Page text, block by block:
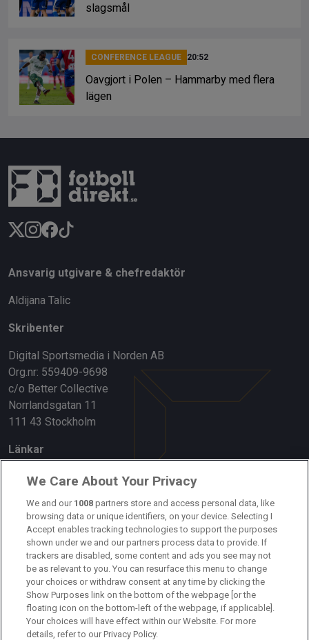
slagsmål
CONFERENCE LEAGUE 20:52
Oavgjort i Polen – Hammarby med flera
lägen
Ansvarig utgivare & chefredaktör
Aldijana Talic
Skribenter
Digital Sportsmedia i Norden AB
Org.nr: 559409-9698
c/o Better Collective
Norrlandsgatan 11
111 43 Stockholm
Länkar
Om oss
Kontakta oss
Kundtjänst
Sponsor: Rekatochklart
Annonsera på Fotbolldirekt
Redaktionell policy
We Care About Your Privacy
We and our 1008 partners store and access personal data, like
browsing data or unique identifiers, on your device. Selecting I
Accept enables tracking technologies to support the purposes
shown under we and our partners process data to provide. If
trackers are disabled, some content and ads you see may not
be as relevant to you. You can resurface this menu to change
your choices or withdraw consent at any time by clicking the
Show Purposes link on the bottom of the webpage [or the
floating icon on the bottom-left of the webpage, if applicable].
Your choices will have effect within our Website. For more
details, refer to our Privacy Policy.